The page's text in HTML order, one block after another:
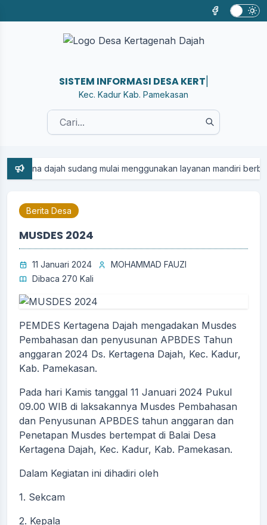
SISTEM INFORMASI DESA KERTAGENAH
Kec. Kadur Kab. Pamekasan
sudang mulai menggunakan layanan mandiri berbasis
Berita Desa
MUSDES 2024
11 Januari 2024
MOHAMMAD FAUZI
Dibaca 270 Kali
PEMDES Kertagena Dajah mengadakan Musdes
Pembahasan dan penyusunan APBDES Tahun
anggaran 2024 Ds. Kertagena Dajah, Kec. Kadur,
Kab. Pamekasan.
Pada hari Kamis tanggal 11 Januari 2024 Pukul
09.00 WIB di laksakannya Musdes Pembahasan
dan Penyusunan APBDES tahun anggaran dan
Penetapan Musdes bertempat di Balai Desa
Kertagena Dajah, Kec. Kadur, Kab. Pamekasan.
Dalam Kegiatan ini dihadiri oleh
1. Sekcam
2. Kepala